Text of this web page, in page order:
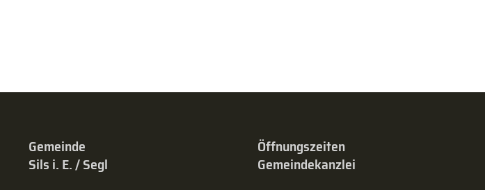
Gemeinde
Sils i. E. / Segl
Öffnungszeiten
Gemeindekanzlei